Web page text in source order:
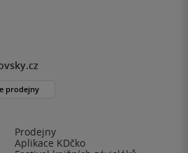
Prodejny
Aplikace KDčko
prodejny